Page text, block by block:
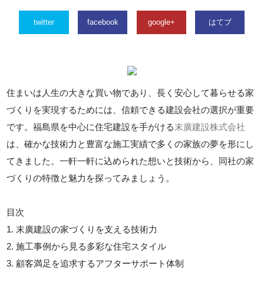
twitter facebook google+ はてブ
住まいは人生の大きな買い物であり、長く安心して暮らせる家
づくりを実現するためには、信頼できる建設会社の選択が重要
です。福島県を中心に住宅建設を手がける末廣建設株式会社
は、確かな技術力と豊富な施工実績で多くの家族の夢を形にし
てきました。一軒一軒に込められた想いと技術から、同社の家
づくりの特徴と魅力を探ってみましょう。
目次
1. 末廣建設の家づくりを支える技術力
2. 施工事例から見る多彩な住宅スタイル
3. 顧客満足を追求するアフターサポート体制